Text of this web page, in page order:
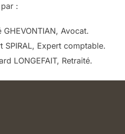
:
Avocat.
SPIRAL, Expert comptable.
LONGEFAIT, Retraité.